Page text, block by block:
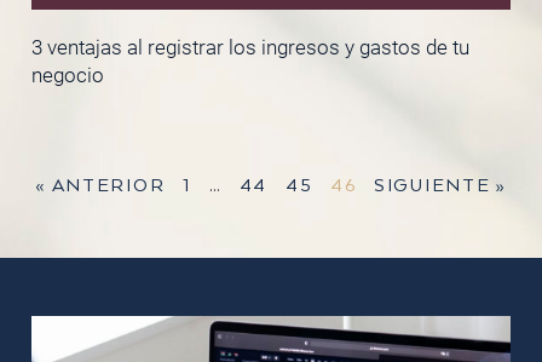
3 ventajas al registrar los ingresos y gastos de tu
negocio
« ANTERIOR 1 … 44 45 46 SIGUIENTE »